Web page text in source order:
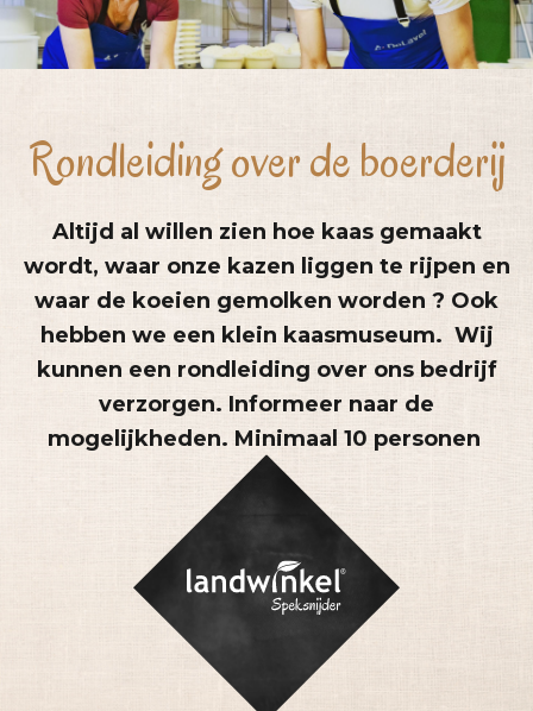
Rondleiding over de boerderij
Altijd al willen zien hoe kaas gemaakt
wordt, waar onze kazen liggen te rijpen en
waar de koeien gemolken worden ? Ook
hebben we een klein kaasmuseum. Wij
kunnen een rondleiding over ons bedrijf
verzorgen. Informeer naar de
mogelijkheden. Minimaal 10 personen